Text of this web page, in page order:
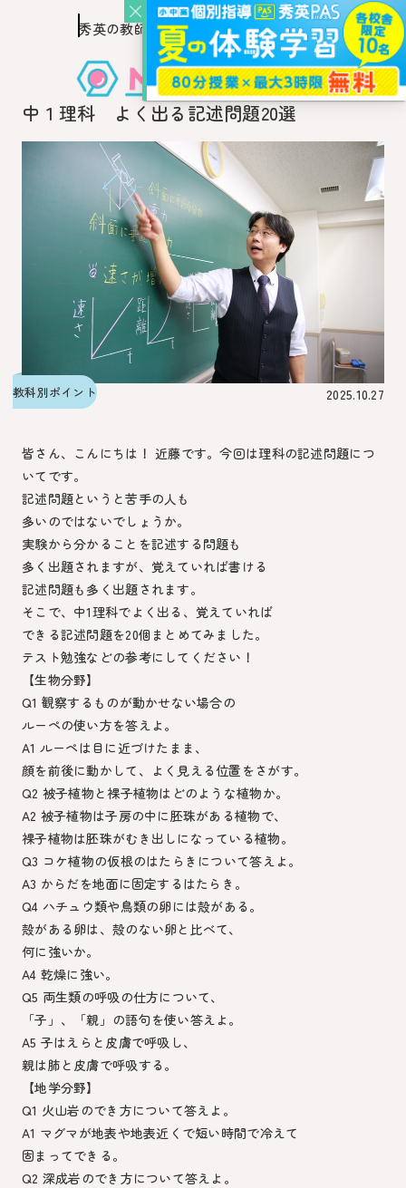
このページの本文へ移動
秀英の教師を知り、
秀英の教師から教わるウェブ・メディア
中１理科 よく出る記述問題20選
教科別ポイント 2025.10.27
皆さん、こんにちは！ 近藤です。今回は理科の記述問題につ
いてです。
記述問題というと苦手の人も
多いのではないでしょうか。
実験から分かることを記述する問題も
多く出題されますが、覚えていれば書ける
記述問題も多く出題されます。
そこで、中1理科でよく出る、覚えていれば
できる記述問題を20個まとめてみました。
テスト勉強などの参考にしてください！
【生物分野】
Q1 観察するものが動かせない場合の
ルーペの使い方を答えよ。
A1 ルーペは目に近づけたまま、
顔を前後に動かして、よく見える位置をさがす。
Q2 被子植物と裸子植物はどのような植物か。
A2 被子植物は子房の中に胚珠がある植物で、
裸子植物は胚珠がむき出しになっている植物。
Q3 コケ植物の仮根のはたらきについて答えよ。
A3 からだを地面に固定するはたらき。
Q4 ハチュウ類や鳥類の卵には殻がある。
殻がある卵は、殻のない卵と比べて、
何に強いか。
A4 乾燥に強い。
Q5 両生類の呼吸の仕方について、
「子」、「親」の語句を使い答えよ。
A5 子はえらと皮膚で呼吸し、
親は肺と皮膚で呼吸する。
【地学分野】
Q1 火山岩のでき方について答えよ。
A1 マグマが地表や地表近くで短い時間で冷えて
固まってできる。
Q2 深成岩のでき方について答えよ。